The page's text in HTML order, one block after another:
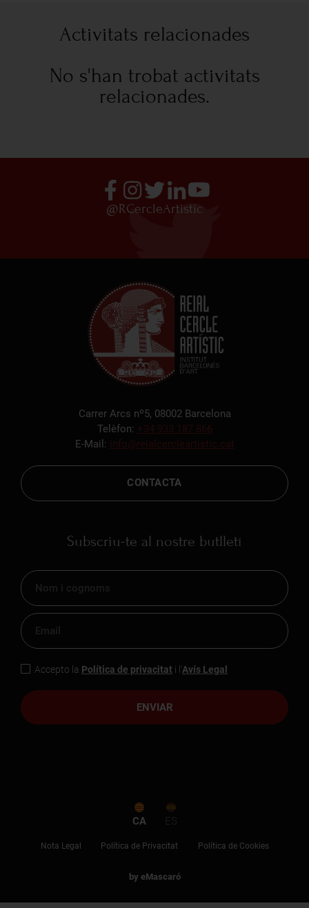
Activitats relacionades
No s'han trobat activitats
relacionades.
@RCercleArtistic
Carrer Arcs nº5, 08002 Barcelona
Telèfon: +34 933 187 866
E-Mail: info@reialcercleartistic.cat
CONTACTA
Subscriu-te al nostre butlletí
ENVIAR
Accepto la Política de privacitat i l'Avís Legal
CA ES
Nota Legal Política de Privacitat Política de Cookies
by eMascaró